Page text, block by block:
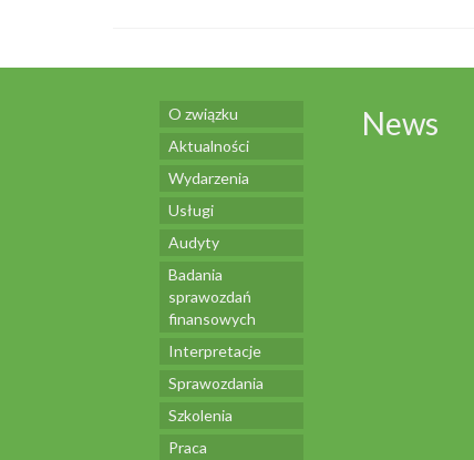
O związku
Aktualności
Wydarzenia
Usługi
Audyty
Badania
sprawozdań
finansowych
Interpretacje
Sprawozdania
Szkolenia
Praca
News